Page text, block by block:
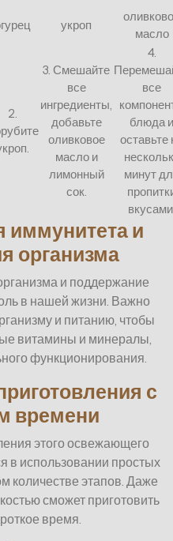
укроп
масло
2.
3. Смешайте
все
ингредиенты,
добавьте
оливковое
масло и
лимонный
сок.
4.
все
блюда и
оставьте
минут
иммунитета и
организма
и поддержание
в нашей жизни. Важно
и питанию, чтобы
витамины и минералы,
функционирования.
с
времени
этого освежающего
в использовании простых
количестве этапов. Даже
сможет приготовить
время.